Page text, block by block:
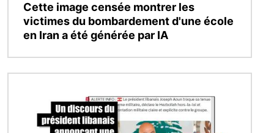
Cette image censée montrer les
victimes du bombardement d'une école
en Iran a été générée par IA